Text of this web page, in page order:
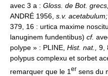
avec 3 a : Gloss. de Bot. grecs,
ANDRÉ 1956, s.v.
379, 16 : urtica maxime
lanuginem fundentibus) cf.
polype » : PLINE, Hist. nat., 9,
polypus complexu et sorbet
remarquer que le 1 er sens du